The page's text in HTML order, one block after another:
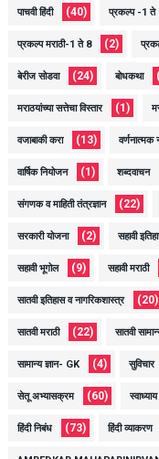
पाचवी हिंदी (40) प्रकल्प -1 ते
प्रकल्प मराठी-1 ते 8 (2)
बेरीज सोडवा (24) बोधकथा
मराठयांच्या सत्तेचा विस्तार (1)
वजाबाकी करा (13) वर्णनात्मक
वार्षिक नियोजन (1) शब्दवाचन
संगणक व माहिती तंत्रज्ञान (22)
सरकारी योजना (2) सहावी
सहावी भूगोल (9) सहावी मराठी
सातवी इतिहास व नागरिकशास्त्र (20)
सातवी मराठी (22) सातवी
सामान्य ज्ञान- GK (4) सुविचार
सेतू अभ्यासक्रम (60)
हिंदी निबंध (73) हिंदी व्याकरण